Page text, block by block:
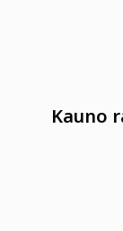
Kauno